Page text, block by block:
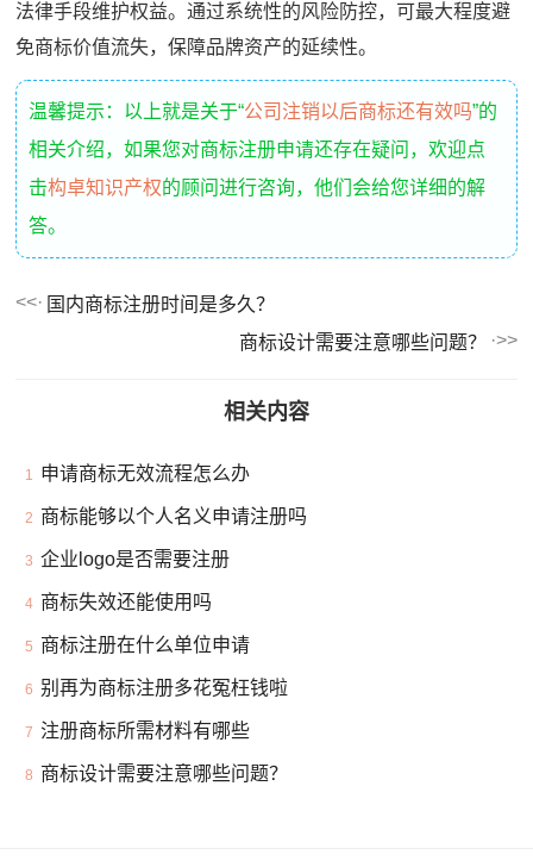
法律手段维护权益。通过系统性的风险防控，可最大程度避
免商标价值流失，保障品牌资产的延续性。
温馨提示：以上就是关于“公司注销以后商标还有效吗”的
相关介绍，如果您对商标注册申请还存在疑问，欢迎点
击构卓知识产权的顾问进行咨询，他们会给您详细的解
答。
国内商标注册时间是多久？
商标设计需要注意哪些问题？
相关内容
1 申请商标无效流程怎么办
2 商标能够以个人名义申请注册吗
3 企业logo是否需要注册
4 商标失效还能使用吗
5 商标注册在什么单位申请
6 别再为商标注册多花冤枉钱啦
7 注册商标所需材料有哪些
8 商标设计需要注意哪些问题？